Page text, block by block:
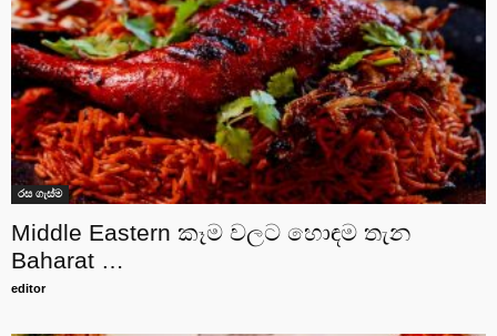
රස ගැස්ම
Middle Eastern කෑම වලට හොඳම තැන
Baharat …
editor